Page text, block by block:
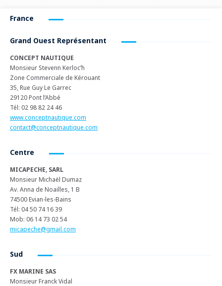
France
Grand Ouest Représentant
CONCEPT NAUTIQUE
Monsieur Stevenn Kerloc’h
Zone Commerciale de Kérouant
35, Rue Guy Le Garrec
29120 Pont l’Abbé
Tél: 02 98 82 24 46
www.conceptnautique.com
contact@conceptnautique.com
Centre
MICAPECHE, SARL
Monsieur Michaël Dumaz
Av. Anna de Noailles, 1 B
74500 Evian-les-Bains
Tél: 04 50 74 16 39
Mob: 06 14 73 02 54
micapeche@gmail.com
Sud
FX MARINE SAS
Monsieur Franck Vidal